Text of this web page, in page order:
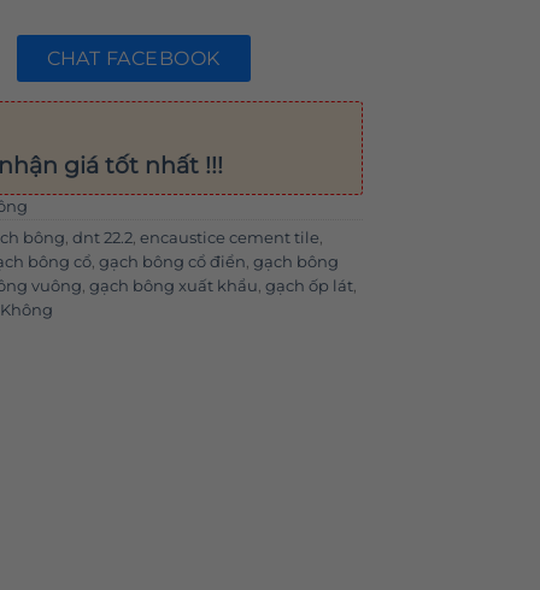
CHAT FACEBOOK
giá tốt nhất !!!
bông, dnt 22.2, encaustice cement tile,
bông cổ, gạch bông cổ điển, gạch bông
vuông, gạch bông xuất khẩu, gạch ốp lát,